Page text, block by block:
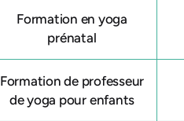
Formation en yoga
prénatal
Formation de professeur
de yoga pour enfants